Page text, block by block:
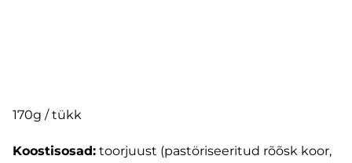
170g / tükk
Koostisosad: toorjuust (pastöriseeritud rõõsk koor,